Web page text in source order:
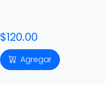
$120.00
Agregar